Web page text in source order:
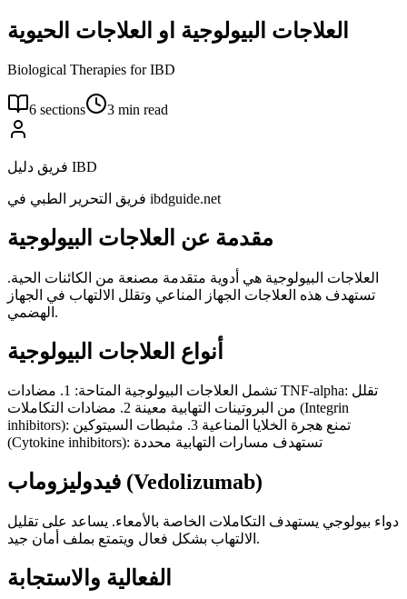
العلاجات البيولوجية او العلاجات الحيوية
Biological Therapies for IBD
6 sections 3 min read
فريق دليل IBD
فريق التحرير الطبي في ibdguide.net
مقدمة عن العلاجات البيولوجية
العلاجات البيولوجية هي أدوية متقدمة مصنعة من الكائنات الحية.
تستهدف هذه العلاجات الجهاز المناعي وتقلل الالتهاب في الجهاز
الهضمي.
أنواع العلاجات البيولوجية
تشمل العلاجات البيولوجية المتاحة: 1. مضادات TNF-alpha: تقلل
من البروتينات التهابية معينة 2. مضادات التكاملات (Integrin
inhibitors): تمنع هجرة الخلايا المناعية 3. مثبطات السيتوكين
(Cytokine inhibitors): تستهدف مسارات التهابية محددة
فيدوليزوماب (Vedolizumab)
دواء بيولوجي يستهدف التكاملات الخاصة بالأمعاء. يساعد على تقليل
الالتهاب بشكل فعال ويتمتع بملف أمان جيد.
الفعالية والاستجابة